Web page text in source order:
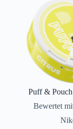
Puff &
Bewertet